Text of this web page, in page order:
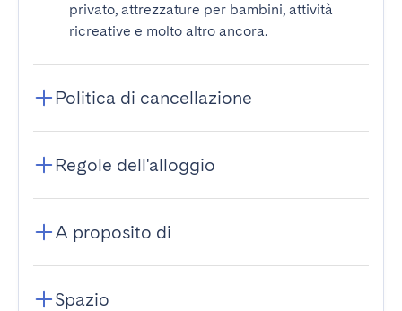
privato, attrezzature per bambini, attività
ricreative e molto altro ancora.
Politica di cancellazione
Regole dell'alloggio
A proposito di
Spazio